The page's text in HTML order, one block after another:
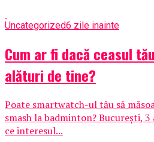
Uncategorized6 zile inainte
Cum ar fi dacă ceasul
alături de tine?
Poate smartwatch-ul tău să
smash la badminton? București, 3
ce interesul...